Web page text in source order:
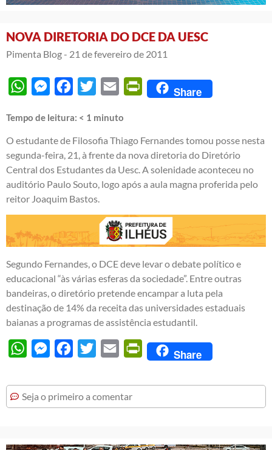
NOVA DIRETORIA DO DCE DA UESC
Pimenta Blog - 21 de fevereiro de 2011
WhatsAppMessengerFacebook
Twitter Email PrintFriendly
Share
Tempo de leitura: < 1 minuto
O estudante de Filosofia Thiago Fernandes tomou posse nesta
segunda-feira, 21, à frente da nova diretoria do Diretório
Central dos Estudantes da Uesc. A solenidade aconteceu no
auditório Paulo Souto, logo após a aula magna proferida pelo
reitor Joaquim Bastos.
Segundo Fernandes, o DCE deve levar o debate político e
educacional “às várias esferas da sociedade”. Entre outras
bandeiras, o diretório pretende encampar a luta pela
destinação de 14% da receita das universidades estaduais
baianas a programas de assistência estudantil.
WhatsAppMessengerFacebook
Twitter Email PrintFriendly
Share
Seja o primeiro a comentar